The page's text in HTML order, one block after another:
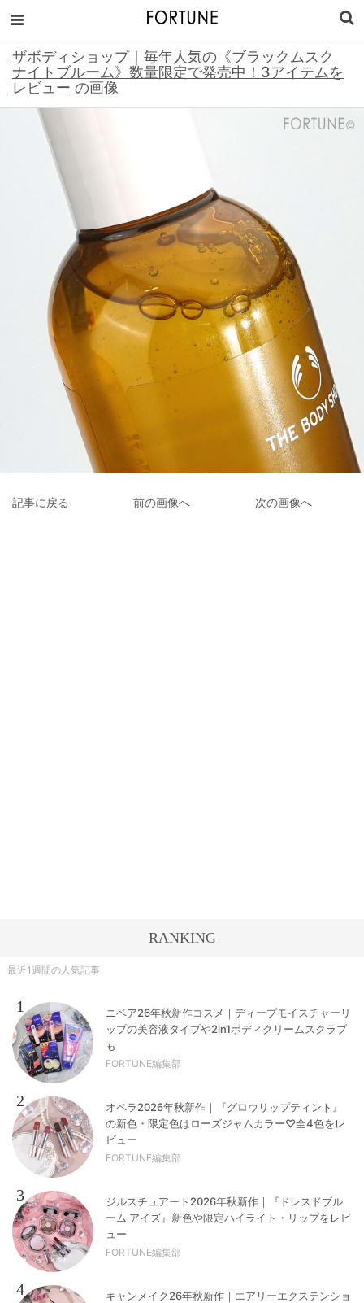
ザボディショップ｜毎年人気の《ブラックムスク
ナイトブルーム》数量限定で発売中！3アイテムを
レビュー の画像
記事に戻る 前の画像へ 次の画像へ
RANKING
最近1週間の人気記事
1
ニベア26年秋新作コスメ｜ディープモイスチャーリ
ップの美容液タイプや2in1ボディクリームスクラブ
も
FORTUNE編集部
2
オペラ2026年秋新作｜『グロウリップティント』
の新色・限定色はローズジャムカラー♡全4色をレ
ビュー
FORTUNE編集部
3
ジルスチュアート2026年秋新作｜『ドレスドブル
ーム アイズ』新色や限定ハイライト・リップをレビ
ュー
FORTUNE編集部
4
キャンメイク26年秋新作｜エアリーエクステンショ